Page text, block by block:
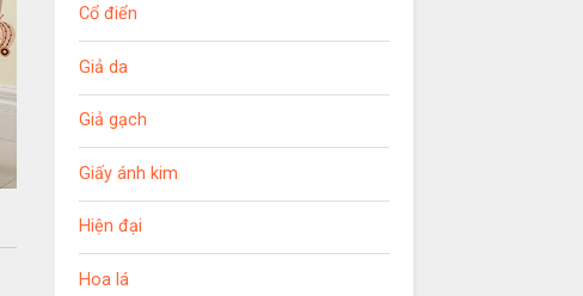
Cổ điển
Giả da
Giả gạch
Giấy ánh kim
Hiện đại
Hoa lá